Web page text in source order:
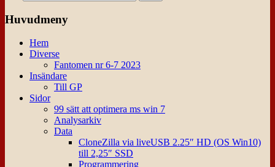
Huvudmeny
Hem
Diverse
Fantomen nr 6-7 2023
Insändare
Till GP
Sidor
99 sätt att optimera ms win 7
Analysarkiv
Data
CloneZilla via liveUSB 2.25″ HD (OS Win10)
till 2,25″ SSD
Programmering